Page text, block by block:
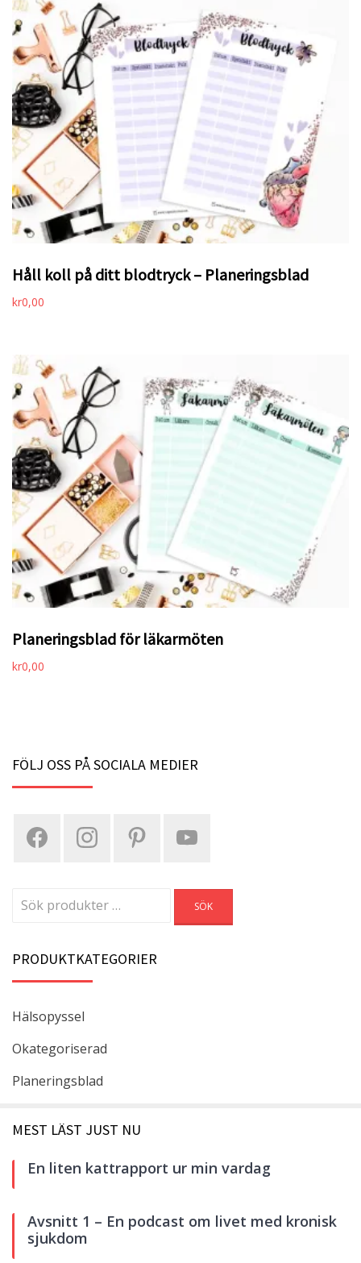
Håll koll på ditt blodtryck – Planeringsblad
kr0,00
Planeringsblad för läkarmöten
kr0,00
FÖLJ OSS PÅ SOCIALA MEDIER
Sök
SÖK
PRODUKTKATEGORIER
Hälsopyssel
Okategoriserad
Planeringsblad
MEST LÄST JUST NU
En liten kattrapport ur min vardag
Avsnitt 1 – En podcast om livet med kronisk
sjukdom